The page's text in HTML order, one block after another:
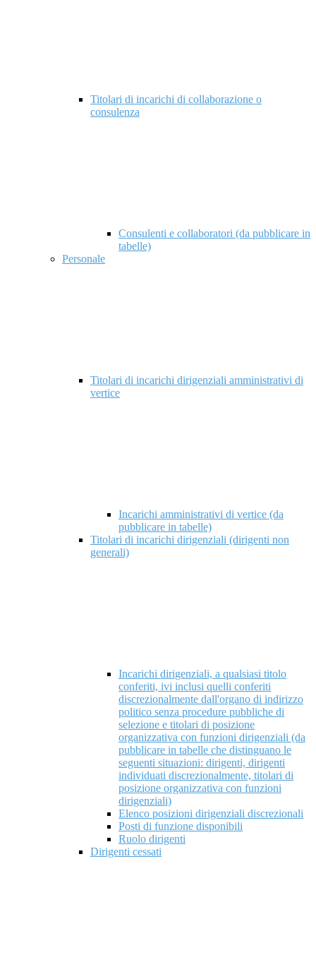
Titolari di incarichi di collaborazione o
consulenza
Consulenti e collaboratori (da pubblicare in
tabelle)
Personale
Titolari di incarichi dirigenziali amministrativi di
vertice
Incarichi amministrativi di vertice (da
pubblicare in tabelle)
Titolari di incarichi dirigenziali (dirigenti non
generali)
Incarichi dirigenziali, a qualsiasi titolo
conferiti, ivi inclusi quelli conferiti
discrezionalmente dall'organo di indirizzo
politico senza procedure pubbliche di
selezione e titolari di posizione
organizzativa con funzioni dirigenziali (da
pubblicare in tabelle che distinguano le
seguenti situazioni: dirigenti, dirigenti
individuati discrezionalmente, titolari di
posizione organizzativa con funzioni
dirigenziali)
Elenco posizioni dirigenziali discrezionali
Posti di funzione disponibili
Ruolo dirigenti
Dirigenti cessati